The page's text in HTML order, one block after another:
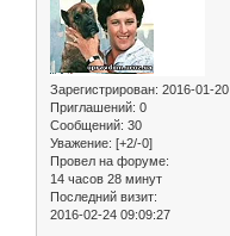
Зарегистрирован: 2016-01-20
Приглашений: 0
Сообщений: 30
Уважение: [+2/-0]
Провел на форуме:
14 часов 28 минут
Последний визит:
2016-02-24 09:09:27